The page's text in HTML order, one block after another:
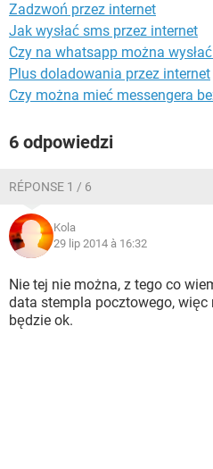
Zadzwoń przez internet
Jak wysłać sms przez internet
Czy na whatsapp można
Plus doladowania przez internet
Czy można mieć messengera
6 odpowiedzi
RÉPONSE 1 / 6
Kola
29 lip 2014 à 16:32
Nie tej nie można, z tego co
data stempla pocztowego,
będzie ok.